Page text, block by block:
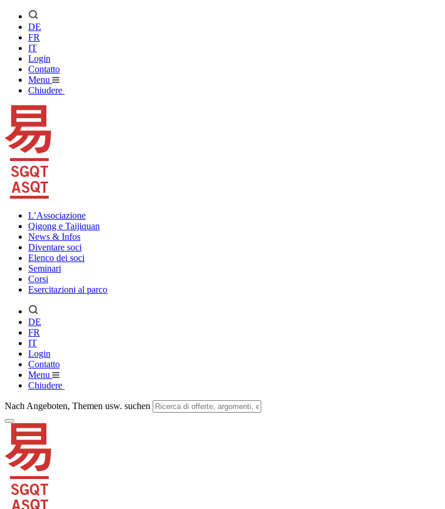
DE
FR
IT
Login
Contatto
Menu
Chiudere
L’Associazione
Qigong e Taijiquan
News & Infos
Diventare soci
Elenco dei soci
Seminari
Corsi
Esercitazioni al parco
DE
FR
IT
Login
Contatto
Menu
Chiudere
Nach Angeboten, Themen usw. suchen